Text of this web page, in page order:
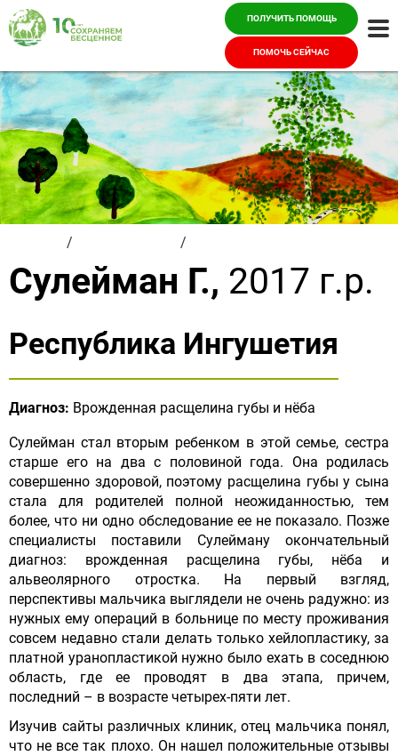
ПОЛУЧИТЬ ПОМОЩЬ
ПОМОЧЬ СЕЙЧАС
/ /
Сулейман Г., 2017 г.р.
Республика Ингушетия
Диагноз: Врожденная расщелина губы и нёба
Сулейман стал вторым ребенком в этой семье, сестра
старше его на два с половиной года. Она родилась
совершенно здоровой, поэтому расщелина губы у сына
стала для родителей полной неожиданностью, тем
более, что ни одно обследование ее не показало. Позже
специалисты поставили Сулейману окончательный
диагноз: врожденная расщелина губы, нёба и
альвеолярного отростка. На первый взгляд,
перспективы мальчика выглядели не очень радужно: из
нужных ему операций в больнице по месту проживания
совсем недавно стали делать только хейлопластику, за
платной уранопластикой нужно было ехать в соседнюю
область, где ее проводят в два этапа, причем,
последний – в возрасте четырех-пяти лет.
Изучив сайты различных клиник, отец мальчика понял,
что не все так плохо. Он нашел положительные отзывы